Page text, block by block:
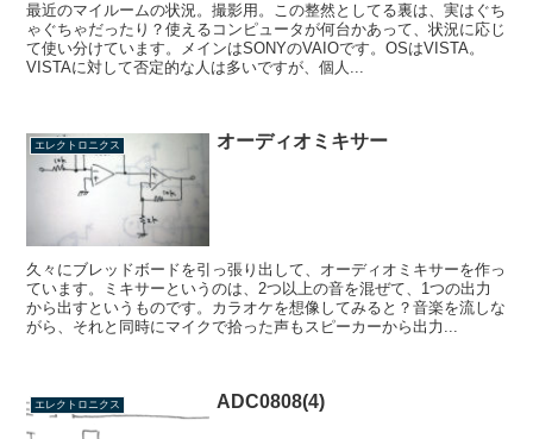
最近のマイルームの状況。撮影用。この整然としてる裏は、実はぐち
ゃぐちゃだったり？使えるコンピュータが何台かあって、状況に応じ
て使い分けています。メインはSONYのVAIOです。OSはVISTA。
VISTAに対して否定的な人は多いですが、個人...
エレクトロニクス オーディオミキサー
久々にブレッドボードを引っ張り出して、オーディオミキサーを作っ
ています。ミキサーというのは、2つ以上の音を混ぜて、1つの出力
から出すというものです。カラオケを想像してみると？音楽を流しな
がら、それと同時にマイクで拾った声もスピーカーから出力...
エレクトロニクス ADC0808(4)